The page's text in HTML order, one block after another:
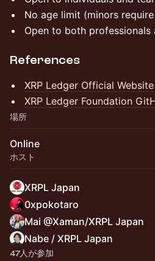
No age limit (minors
Open to both professionals
References
XRP Ledger Official Website
XRP Ledger Foundation
場所
Online
ホスト
XRPL Japan
0xpokotaro
Mai @Xaman/XRPL Japan
Nabe / XRPL Japan
47人が参加